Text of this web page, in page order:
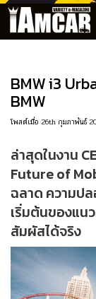
BMW i3
BMW
โพสต์เมื่อ 26th กุมภาพันธ์
ล่าสุดในงาน
Future of
ฉลาด ความป
เริ่มต้นของแน
สัมผัสได้จริง